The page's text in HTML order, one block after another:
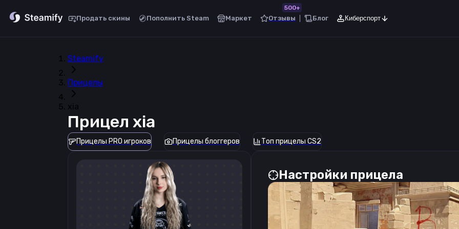
Продать скины Пополнить Steam Маркет Отзывы
500+
Блог Киберспорт
Steamify
Прицелы
xia
Прицел xia
Прицелы PRO игроков Прицелы блоггеров Топ прицелы CS2
Настройки прицела